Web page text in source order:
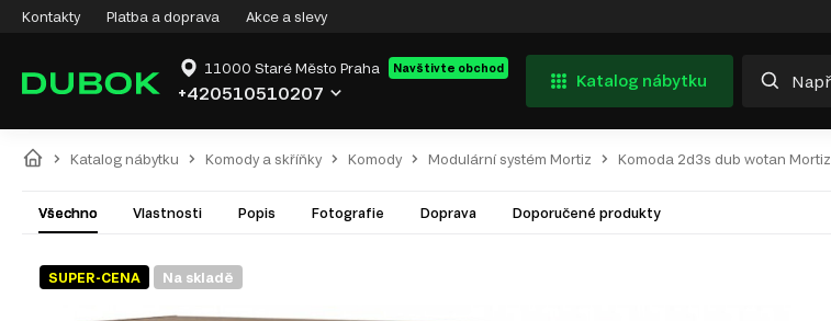
Kontakty Platba a doprava Akce a slevy
11000 Staré Město Praha Navštivte obchod
+420510510207
Katalog nábytku
Katalog nábytku Komody a skříňky Komody Modulární systém Mortiz Komoda 2d3s dub wotan Mortiz
Všechno Vlastnosti Popis Fotografie Doprava Doporučené produkty
SUPER-CENA Na skladě